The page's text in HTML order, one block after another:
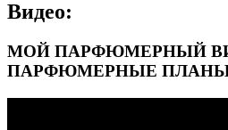
Видео:
МОЙ ПАРФЮМЕРНЫЙ
ПАРФЮМЕРНЫЕ ПЛАНЫ